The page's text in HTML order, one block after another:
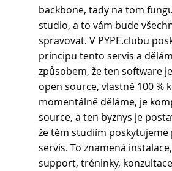
backbone, tady na tom
studio, a to vám bude
spravovat. V PYPE.clubu
principu tento servis a
způsobem, že ten software
open source, vlastně 100 %
momentálně děláme, je
source, a ten byznys je
že těm studiím
servis. To znamená
support, tréninky,